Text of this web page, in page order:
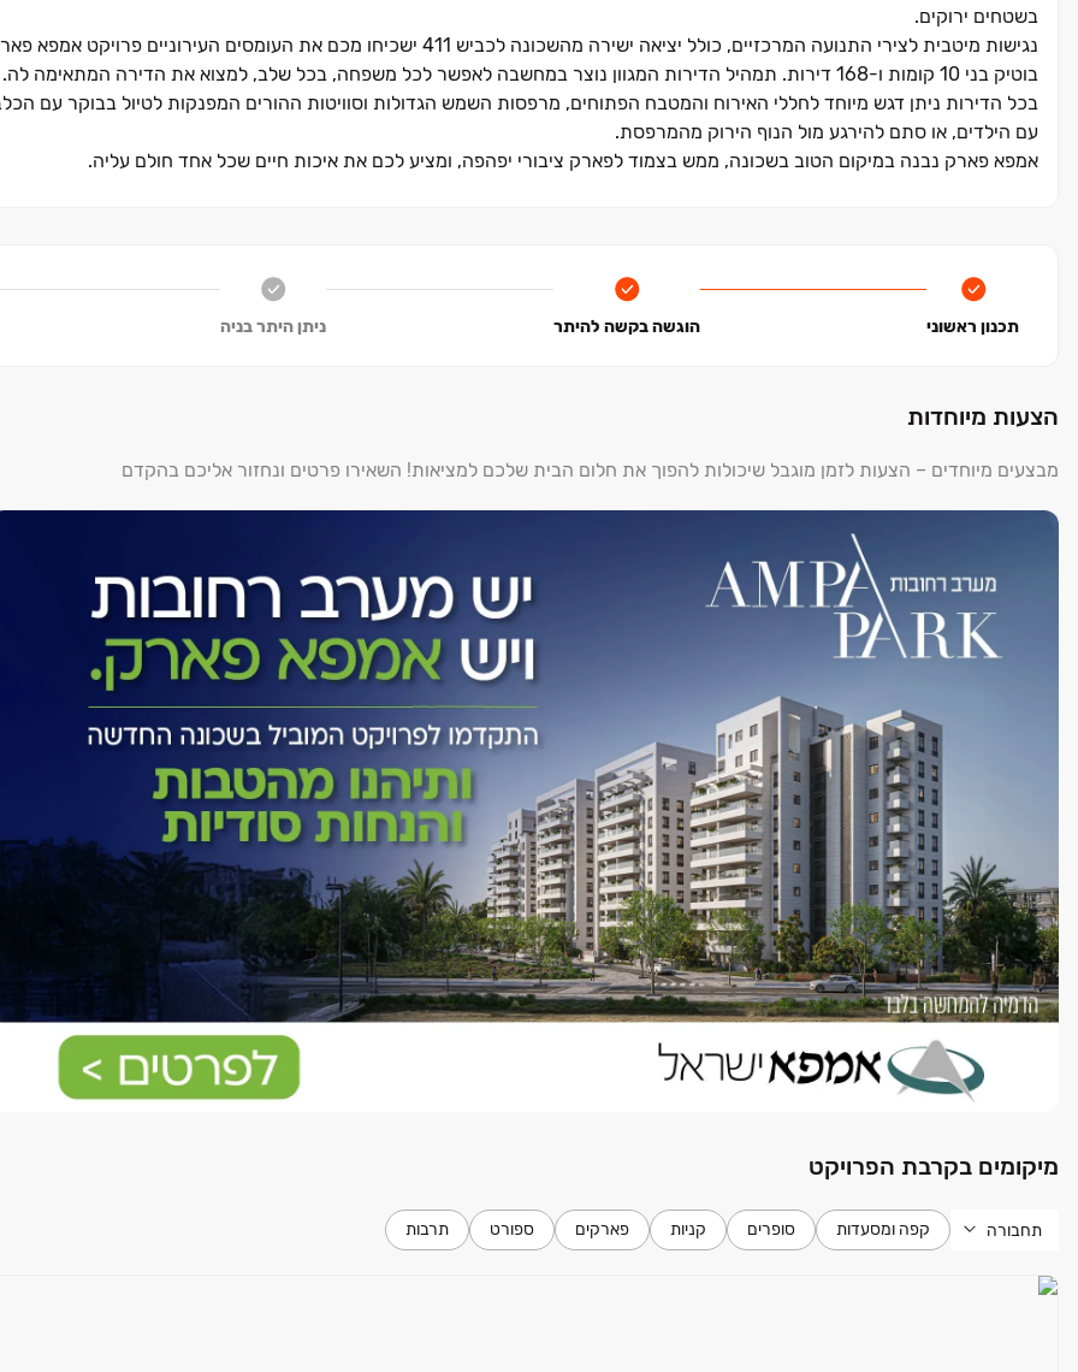
בשטחים ירוקים.
בוטיק בני ‏10 קומות ו‏-‏168 דירות. תמהיל הדירות המגוון נוצר במחשבה לאפשר לכל משפחה, בכל שלב, למצוא את הדירה המתאימה לה.
בכל הדירות ניתן דגש מיוחד לחללי האירוח והמטבח הפתוחים, מרפסות השמש הגדולות וסוויטות ההורים המפנקות לטיול בבוקר עם
עם הילדים, או סתם להירגע מול הנוף הירוק מהמרפסת.
אמפא פארק נבנה במיקום הטוב בשכונה, ממש בצמוד לפארק ציבורי יפהפה, ומציע לכם את איכות חיים שכל אחד חולם עליה.
תכנון ראשוני הוגשה בקשה להיתר ניתן היתר בניה
הצעות מיוחדות
מבצעים מיוחדים – הצעות לזמן מוגבל שיכולות להפוך את חלום הבית שלכם למציאות! השאירו פרטים ונחזור אליכם בהקדם
מיקומים בקרבת הפרויקט
תחבורה קפה ומסעדות סופרים קניות פארקים ספורט תרבות